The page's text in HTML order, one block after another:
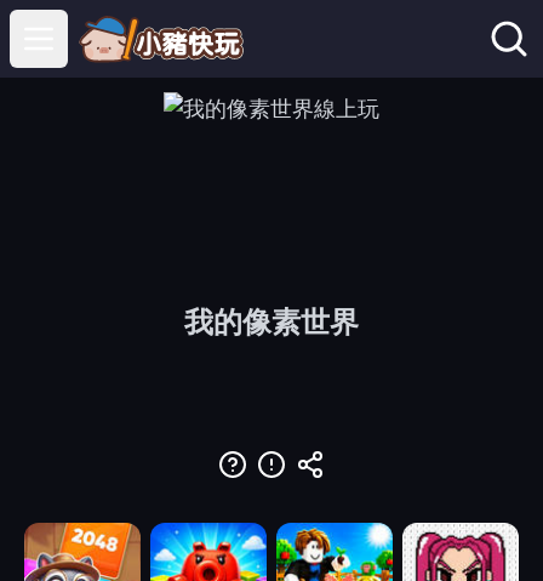
Open main menu
我的像素世界